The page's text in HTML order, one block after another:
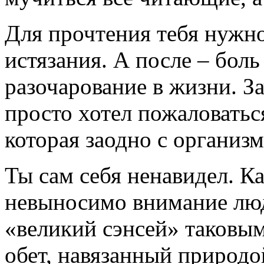
Для прочтения тебя
истязания. А после –
разочарование в жизни.
просто хотел
которая заодно с
Ты сам себя ненавидел.
невыносимо внимание
«великий сэнсей»
обет, навязанный